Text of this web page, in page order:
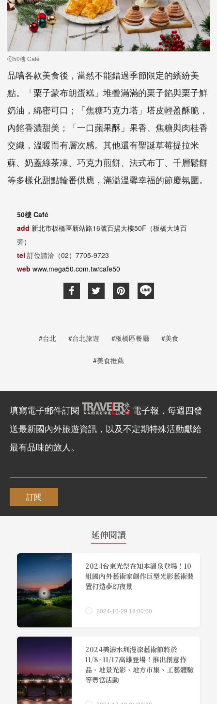
ⓒ50樓 Café
品嚐各款美食後，當然不能錯過季節限定的繽紛美
點。「栗子蒙布朗蛋糕」堆疊滿滿的栗子餡與栗子鮮
奶油，綿密可口；「焦糖巧克力塔」塔皮輕盈酥脆，
內餡香濃甜美；「一口蘋果酥」果香、焦糖與肉桂香
交織，溫暖而有層次感。其他還有聖誕草莓提拉米
蘇、奶蓋綠茶凍、巧克力煎餅、法式布丁、千層鬆餅
等多樣化甜點輪番供應，滿溢溫馨幸福的節慶氛圍。
50樓 Café
add 新北市板橋區新站路16號百揚大樓50F（板橋大遠百
旁）
tel 訂位請洽（02）7705-9723
web www.mega50.com.tw/cafe50
#台北 #台北旅遊 #板橋區餐廳 #美食
#美食推薦
填寫電子郵件訂閱
電子報，每週四發
送最新國內外旅遊資訊，以及不定期特殊活動獻給
最有品味的旅人。
訂閱
延伸閱讀
2024台東光祭在知本溫泉登場！10
組國內外藝術家創作巨型光影藝術裝
置打造夢幻夜景
2024-10-29 18:00:00
2024美濃水圳漫旅藝術節將於
11/8~11/17高雄登場！推出創意作
品、地景光影、地方市集、工藝體驗
等豐富活動